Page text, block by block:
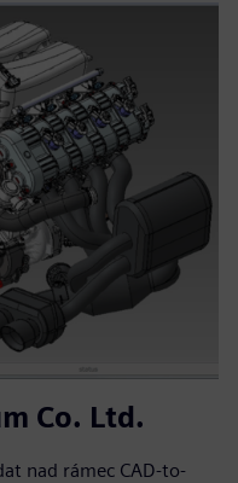
Co. Ltd.
nad rámec CAD-to-